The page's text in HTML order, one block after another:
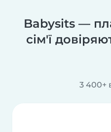
Babysits —
сім'ї
3 400+